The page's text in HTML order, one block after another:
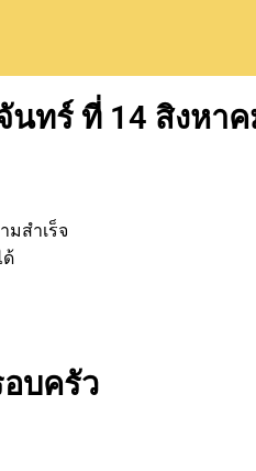
นทร์ ที่ 14 สิงหา
มสำเร็จ
ด้
บครัว